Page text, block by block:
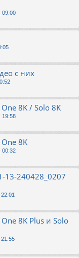
09:00
с них
8K / Solo 8K
19:58
8K
00:32
13-240428_0207
8K Plus и Solo